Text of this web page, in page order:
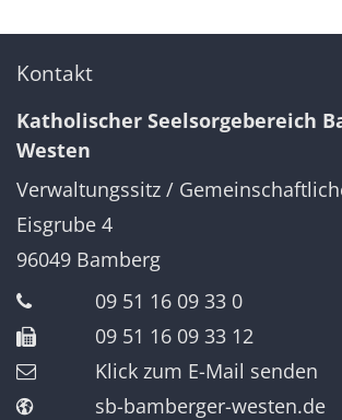
Kontakt
Katholischer Seelsorgebereich
Westen
Verwaltungssitz /
Eisgrube 4
96049 Bamberg
09 51 16 09 33 0
09 51 16 09 33 12
Klick zum E-Mail senden
sb-bamberger-westen.de